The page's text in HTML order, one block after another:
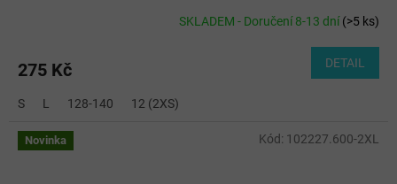
SKLADEM - Doručení 8-13 dní(>5 ks)
275 Kč DETAIL
S L 128-140 12 (2XS)
Novinka Kód: 102227.600-2XL